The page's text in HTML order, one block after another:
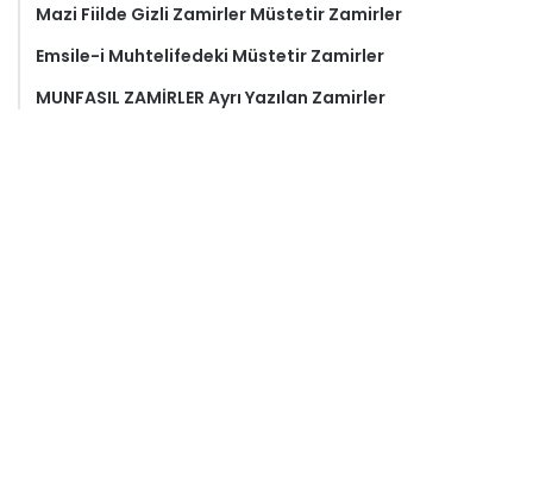
Mazi Fiilde Gizli Zamirler Müstetir Zamirler
Emsile-i Muhtelifedeki Müstetir Zamirler
MUNFASIL ZAMİRLER Ayrı Yazılan Zamirler